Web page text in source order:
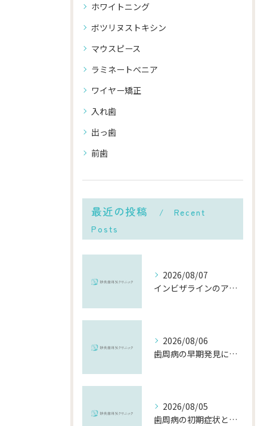
ホワイトニング
ボツリヌストキシン
マウスピース
ラミネートべニア
ワイヤー矯正
入れ歯
出っ歯
前歯
最近の投稿
Recent
Posts
2026/08/07
インビザラインのアフターケアを千葉県市川市で安心して受ける費用や再治療の流れ徹底解説
2026/08/06
歯周病の早期発見に役立つチェック方法と千葉県市川市で受診するメリット
2026/08/05
歯周病の初期症状と千葉県市川市で早期に対策を始めるポイント